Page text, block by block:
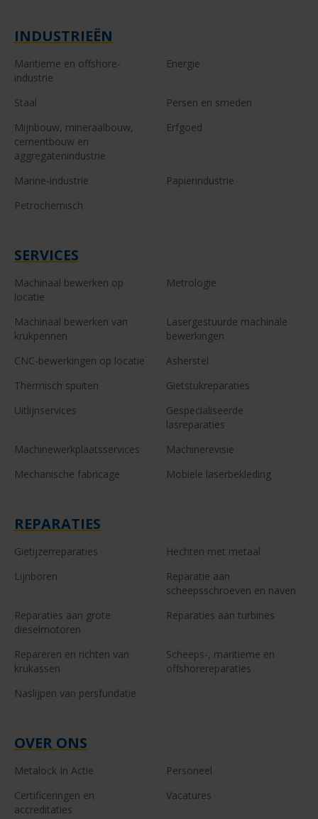
INDUSTRIEËN
Maritieme en offshore-
industrie
Energie
Staal
Persen en smeden
Mijnbouw, mineraalbouw,
cementbouw en
aggregatenindustrie
Erfgoed
Marine-industrie
Papierindustrie
Petrochemisch
SERVICES
Machinaal bewerken op
locatie
Metrologie
Machinaal bewerken van
krukpennen
Lasergestuurde machinale
bewerkingen
CNC-bewerkingen op locatie
Asherstel
Thermisch spuiten
Gietstukreparaties
Uitlijnservices
Gespecialiseerde
lasreparaties
Machinewerkplaatsservices
Machinerevisie
Mechanische fabricage
Mobiele laserbekleding
REPARATIES
Gietijzerreparaties
Hechten met metaal
Lijnboren
Reparatie aan
scheepsschroeven en naven
Reparaties aan grote
dieselmotoren
Reparaties aan turbines
Repareren en richten van
krukassen
Scheeps-, maritieme en
offshorereparaties
Naslijpen van persfundatie
OVER ONS
Metalock In Actie
Personeel
Certificeringen en
accreditaties
Vacatures